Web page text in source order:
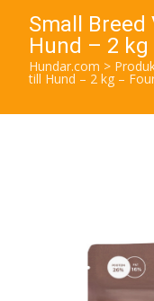
Small Breed
Hund – 2
Hundar.com >
till Hund – 2 kg –